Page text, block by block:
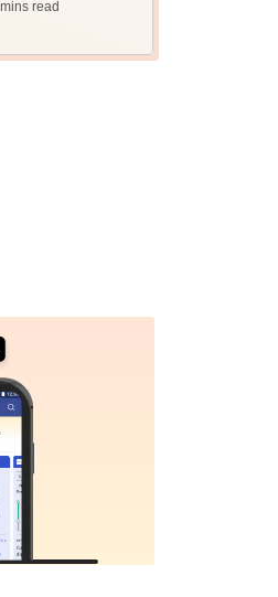
mins read